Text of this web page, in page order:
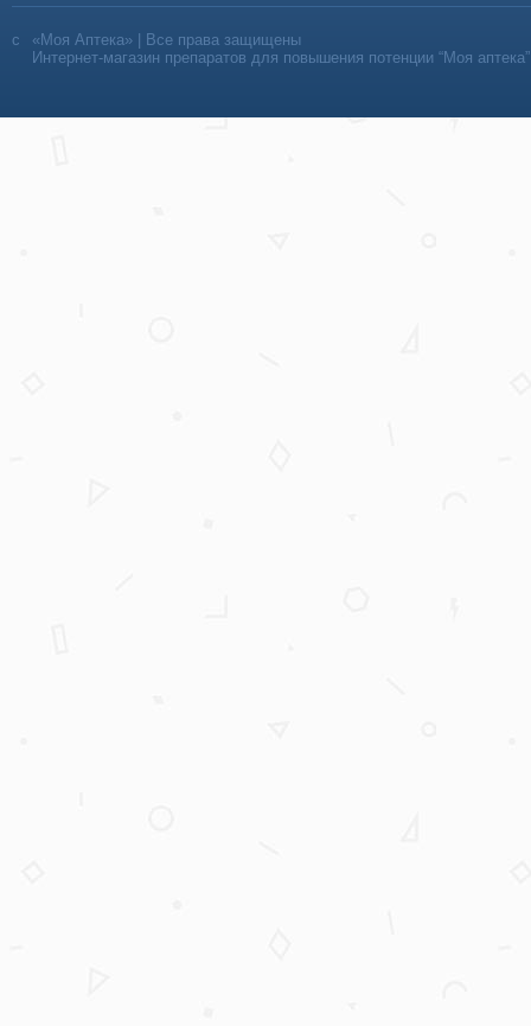
«Моя Аптека» | Все права защищены
Интернет-магазин препаратов для повышения потенции “Моя